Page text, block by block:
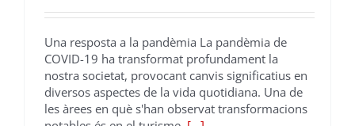
Una resposta a la pandèmia La pandèmia de
COVID-19 ha transformat profundament la
nostra societat, provocant canvis significatius en
diversos aspectes de la vida quotidiana. Una de
les àrees en què s'han observat transformacions